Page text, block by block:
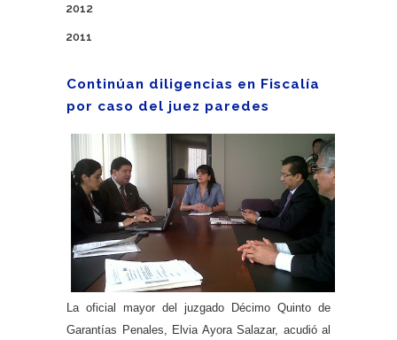
2012
2011
Continúan diligencias en Fiscalía
por caso del juez paredes
La oficial mayor del juzgado Décimo Quinto de
Garantías Penales, Elvia Ayora Salazar, acudió al